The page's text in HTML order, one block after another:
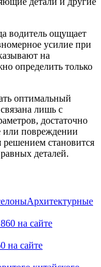
водитель ощущает
усилие при
на
определить только
оптимальный
лишь с
достаточно
или повреждении
становится
деталей.
Архитектурные
на сайте